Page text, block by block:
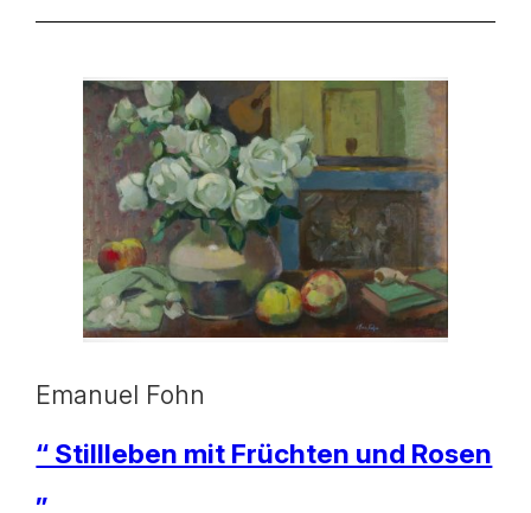
Emanuel Fohn
“ Stillleben mit Früchten und Rosen
„